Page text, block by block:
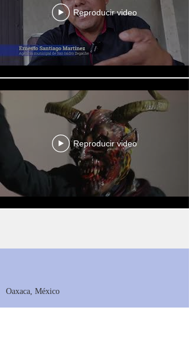
Reproducir video
Reproducir video
Oaxaca, México